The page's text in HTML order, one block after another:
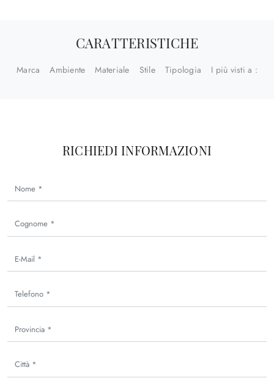
CARATTERISTICHE
Marca Ambiente Materiale Stile Tipologia I più visti a :
RICHIEDI INFORMAZIONI